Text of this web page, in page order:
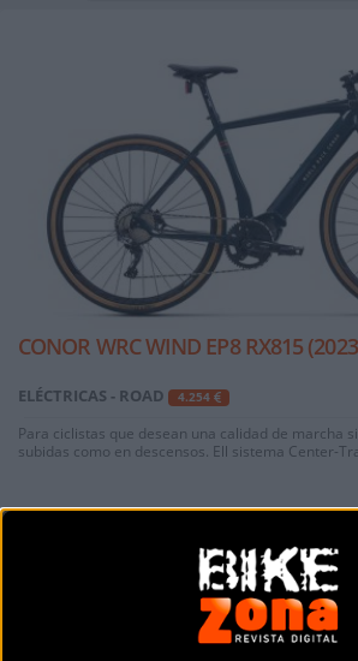
CONOR WRC WIND EP8 RX815
ELÉCTRICAS - ROAD 4.254
Para ciclistas que desean una calidad de marcha
subidas como en descensos. Ell sistema Center-